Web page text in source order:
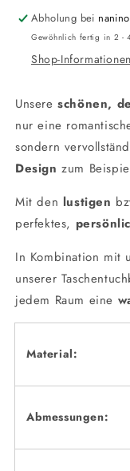
Abholung bei
Gewöhnlich fertig in 2 -
Shop-
Unsere schönen,
nur eine
sondern
Design zum
Mit den lustigen
perfektes,
In Kombination mit
unserer
jedem Raum eine
Material:
Abmessungen: